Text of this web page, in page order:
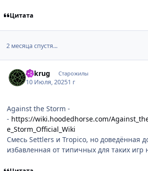
Цитата
2 месяца спустя...
Vakrug Старожилы
10 Июля, 20251 г
Against the Storm -
- https://wiki.hoodedhorse.com/
e_Storm_Official_Wiki
Смесь Settlers и Tropico, но доведённая
избавленная от типичных для таких игр